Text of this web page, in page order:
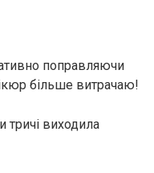
поправляючи
більше витрачаю!
тричі виходила